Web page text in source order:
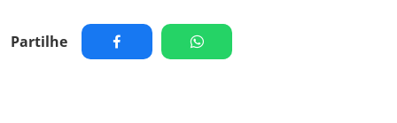
Partilhe